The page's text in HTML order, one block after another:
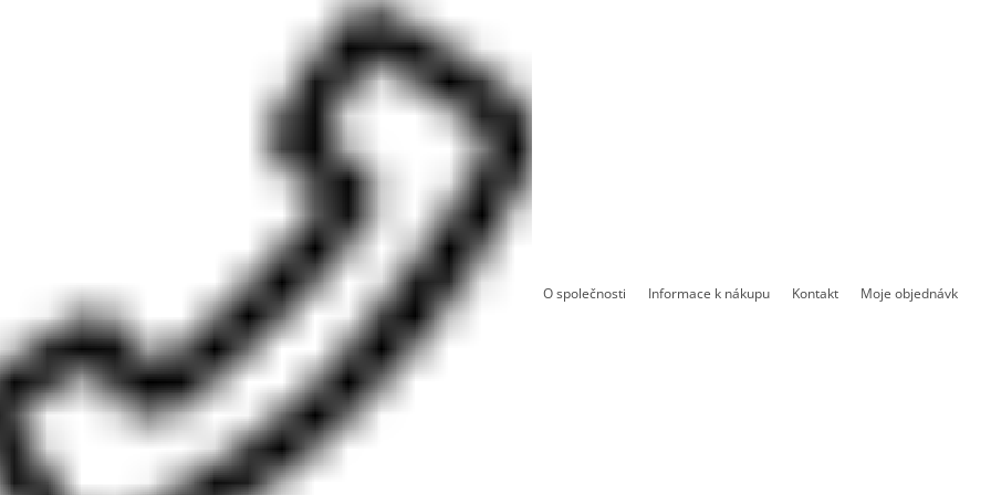
O společnosti Informace k nákupu Kontakt Moje objednávka